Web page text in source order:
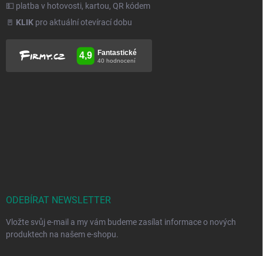
💵 platba v hotovosti, kartou, QR kódem
🚪 KLIK pro aktuální otevírací dobu
ODEBÍRAT NEWSLETTER
Vložte svůj e-mail a my vám budeme zasílat informace o nových
produktech na našem e-shopu.